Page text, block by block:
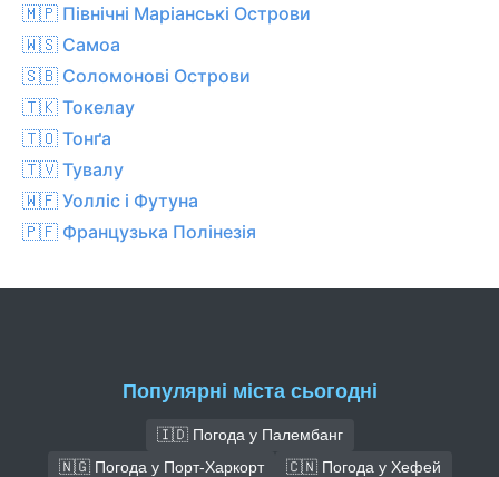
🇲🇵 Північні Маріанські Острови
🇼🇸 Самоа
🇸🇧 Соломонові Острови
🇹🇰 Токелау
🇹🇴 Тонґа
🇹🇻 Тувалу
🇼🇫 Уолліс і Футуна
🇵🇫 Французька Полінезія
Популярні міста сьогодні
🇮🇩 Погода у Палембанг
🇳🇬 Погода у Порт-Харкорт
🇨🇳 Погода у Хефей